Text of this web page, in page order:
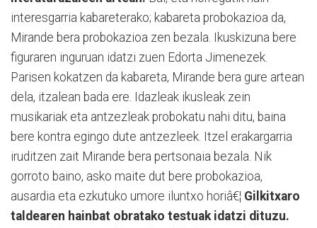
interesgarria kabareterako; kabareta probokazioa da,
Mirande bera probokazioa zen bezala. Ikuskizuna bere
figuraren inguruan idatzi zuen Edorta Jimenezek.
Parisen kokatzen da kabareta, Mirande bera gure artean
dela, itzalean bada ere. Idazleak ikusleak zein
musikariak eta antzezleak probokatu nahi ditu, baina
bere kontra egingo dute antzezleek. Itzel erakargarria
iruditzen zait Mirande bera pertsonaia bezala. Nik
gorroto baino, asko maite dut bere probokazioa,
ausardia eta ezkutuko umore iluntxo horiâ€¦ Gilkitxaro
taldearen hainbat obratako testuak idatzi dituzu.